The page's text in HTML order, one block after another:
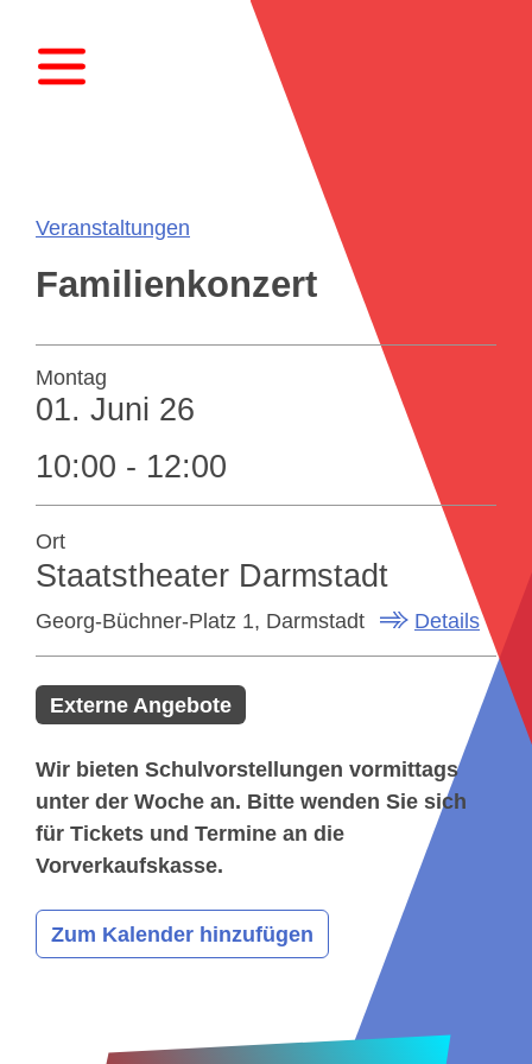
Veranstaltungen
Familienkonzert
Montag
01. Juni 26
10:00 - 12:00
Ort
Staatstheater Darmstadt
Georg-Büchner-Platz 1, Darmstadt Details
Externe Angebote
Wir bieten Schulvorstellungen vormittags
unter der Woche an. Bitte wenden Sie sich
für Tickets und Termine an die
Vorverkaufskasse.
Zum Kalender hinzufügen